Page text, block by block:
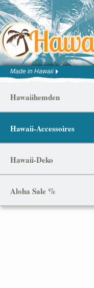
Made in Hawaii
Hawaiihemden
Hawaii-Accessoires
Hawaii-Deko
Aloha Sale %